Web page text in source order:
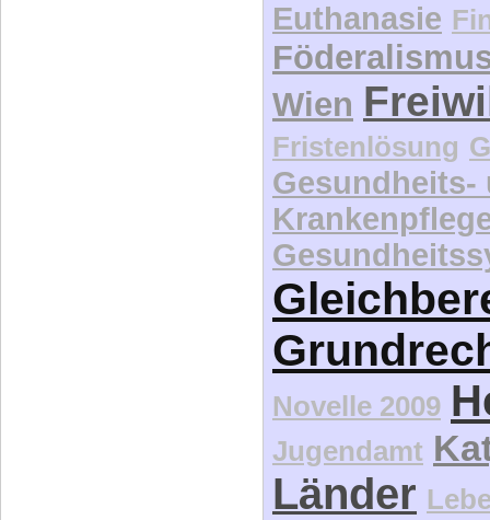
Euthanasie
Wien
Fristenlösung
Gesundheits-
Novelle 2009
Jugendamt
Länder